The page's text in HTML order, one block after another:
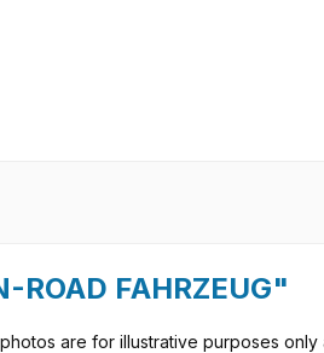
FAHRZEUG"
are for illustrative purposes